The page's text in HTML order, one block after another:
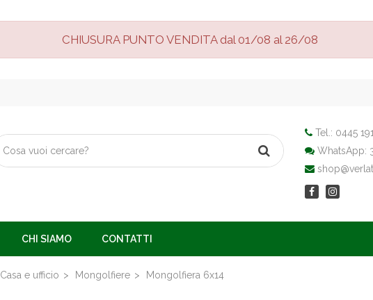
CHIUSURA PUNTO VENDITA dal 01/08 al 26/08
Tel.: 0445
WhatsApp:
CHI SIAMO CONTATTI
Casa e ufficio Mongolfiere Mongolfiera 6x14